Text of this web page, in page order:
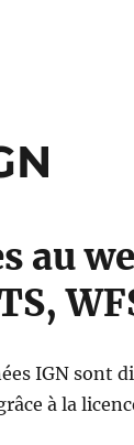
au
IGN sont
grâce à la